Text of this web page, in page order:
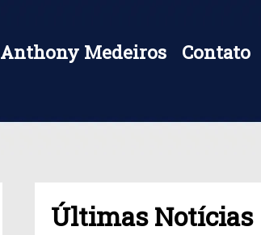
Anthony Medeiros Contato
Últimas Notícias